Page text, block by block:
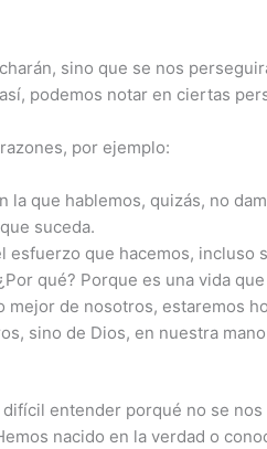
sino que se nos
podemos notar en ciertas
por ejemplo:
que hablemos, quizás, no
suceda.
que hacemos, incluso
qué? Porque es una vida
de nosotros, estaremos
sino de Dios, en nuestra
entender porqué no se
nacido en la verdad o